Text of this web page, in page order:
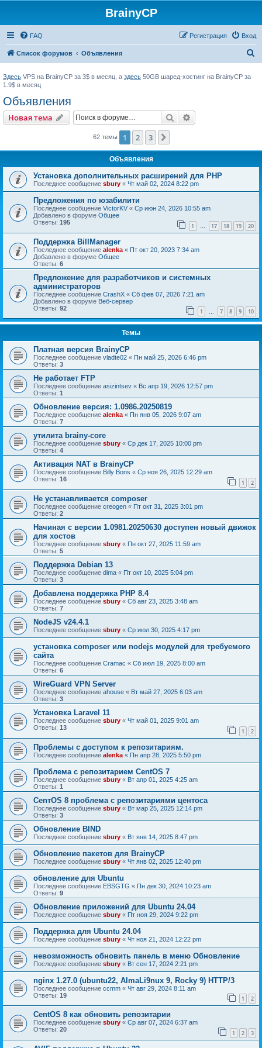
BrainyCP
FAQ Вход
Регистрация
Список форумов Объявления
Здесь VPS на BrainyCP за 3$ в месяц, а здесь 50GB шаред-хостинг на BrainyCP за
1.9$ в месяц
Объявления
Новая тема Поиск
62 темы 1 2 3
Объявления
Установка дополнительных расширений для PHP
Последнее сообщение sbury « Чт май 02, 2024 8:22 pm
Предложения по юзабилити
Последнее сообщение VictorKV « Ср июн 24, 2026 10:55 am
Добавлено в форуме Общее
Ответы: 195 1 … 17 18 19 20
Поддержка BillManager
Последнее сообщение alenka « Пт окт 20, 2023 7:34 am
Добавлено в форуме Общее
Ответы: 6
Предложение для разработчиков и системных
администраторов
Последнее сообщение CrashX « Сб фев 07, 2026 7:21 am
Добавлено в форуме Веб-сервер
Ответы: 92 1 7 8 9 10
Темы
Платная версия BrainyCP
Последнее сообщение vladte02 « Пн май 25, 2026 6:46 pm
Ответы: 3
Не работает FTP
Последнее сообщение asizintsev « Вс апр 19, 2026 12:57 pm
Ответы: 1
Обновление версия: 1.0986.20250819
Последнее сообщение alenka « Пн янв 05, 2026 9:07 am
Ответы: 7
утилита brainy-core
Последнее сообщение sbury « Ср дек 17, 2025 10:00 pm
Ответы: 4
Активация NAT в BrainyCP
Последнее сообщение Billy Bons « Ср ноя 26, 2025 12:29 am
Ответы: 16 1 2
Не устанавливается composer
Последнее сообщение creogen « Пт окт 31, 2025 3:01 pm
Ответы: 2
Начиная с версии 1.0981.20250630 доступен новый движок
для хостов
Последнее сообщение sbury « Пн окт 27, 2025 11:59 am
Ответы: 5
Поддержка Debian 13
Последнее сообщение dima « Пт окт 10, 2025 5:04 pm
Ответы: 3
Добавлена поддержка PHP 8.4
Последнее сообщение sbury « Сб авг 23, 2025 3:48 am
Ответы: 7
NodeJS v24.4.1
Последнее сообщение sbury « Ср июл 30, 2025 4:17 pm
установка composer или nodejs модулей для требуемого
сайта
Последнее сообщение Cramac « Сб июл 19, 2025 8:00 am
Ответы: 6
WireGuard VPN Server
Последнее сообщение ahouse « Вт май 27, 2025 6:03 am
Ответы: 3
Установка Laravel 11
Последнее сообщение sbury « Чт май 01, 2025 9:01 am
Ответы: 13 1 2
Проблемы с доступом к репозитариям.
Последнее сообщение alenka « Пн апр 28, 2025 5:50 pm
Проблема с репозитарием CentOS 7
Последнее сообщение sbury « Вт апр 01, 2025 4:25 am
Ответы: 1
CenтOS 8 проблема с репозитариями центоса
Последнее сообщение sbury « Вт мар 25, 2025 12:14 pm
Ответы: 3
Обновление BIND
Последнее сообщение sbury « Вт янв 14, 2025 8:47 pm
Oбновление пакетов для BrainyCP
Последнее сообщение sbury « Чт янв 02, 2025 12:40 pm
обновление для Ubuntu
Последнее сообщение EBSGTG « Пн дек 30, 2024 10:23 am
Ответы: 9
Обновление приложений для Ubuntu 24.04
Последнее сообщение sbury « Пт ноя 29, 2024 9:22 pm
Поддержка для Ubuntu 24.04
Последнее сообщение sbury « Чт ноя 21, 2024 12:22 pm
невозможность обновить панель в меню Обновление
Последнее сообщение sbury « Вт сен 17, 2024 2:21 pm
nginx 1.27.0 (ubuntu22, AlmaLi9nux 9, Rocky 9) HTTP/3
Последнее сообщение ccmm « Чт авг 29, 2024 8:11 am
Ответы: 19 1 2
CentOS 8 как обновить репозитарии
Последнее сообщение sbury « Ср авг 07, 2024 6:37 am
Ответы: 20 1 2 3